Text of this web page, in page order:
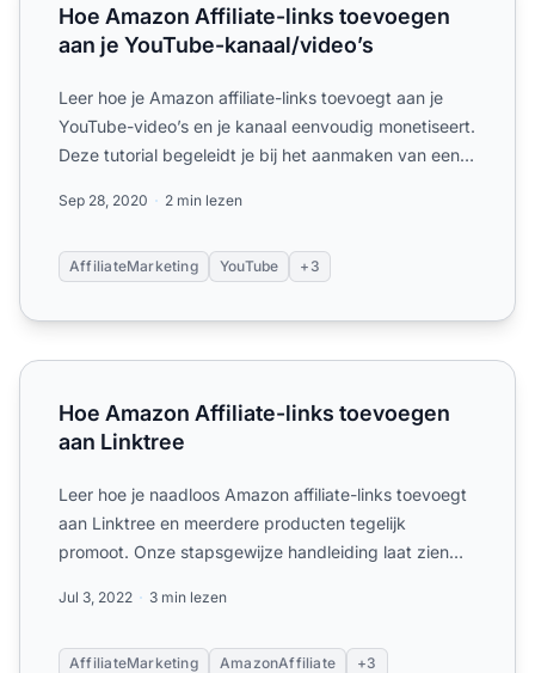
Hoe Amazon Affiliate-links toevoegen
aan je YouTube-kanaal/video’s
Leer hoe je Amazon affiliate-links toevoegt aan je
YouTube-video’s en je kanaal eenvoudig monetiseert.
Deze tutorial begeleidt je bij het aanmaken van een
Sep 28, 2020 2 min lezen
AffiliateMarketing YouTube +3
Hoe Amazon Affiliate-links toevoegen aan Linktree
Hoe Amazon Affiliate-links toevoegen
aan Linktree
Leer hoe je naadloos Amazon affiliate-links toevoegt
aan Linktree en meerdere producten tegelijk
promoot. Onze stapsgewijze handleiding laat zien
Jul 3, 2022 3 min lezen
AffiliateMarketing AmazonAffiliate +3